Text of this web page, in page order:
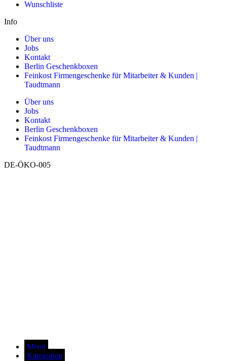
Wunschliste
Info
Über uns
Jobs
Kontakt
Berlin Geschenkboxen
Feinkost Firmengeschenke für Mitarbeiter & Kunden |
Taudtmann
Über uns
Jobs
Kontakt
Berlin Geschenkboxen
Feinkost Firmengeschenke für Mitarbeiter & Kunden |
Taudtmann
DE-ÖKO-005
Menü
Kategorien